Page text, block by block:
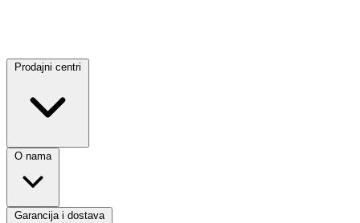
Prodajni centri
O nama
Garancija i dostava